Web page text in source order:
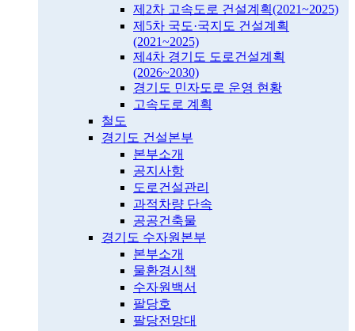
제2차 고속도로 건설계획(2021~2025)
제5차 국도·국지도 건설계획
(2021~2025)
제4차 경기도 도로건설계획
(2026~2030)
경기도 민자도로 운영 현황
고속도로 계획
철도
경기도 건설본부
본부소개
공지사항
도로건설관리
과적차량 단속
공공건축물
경기도 수자원본부
본부소개
물환경시책
수자원백서
팔당호
팔당전망대